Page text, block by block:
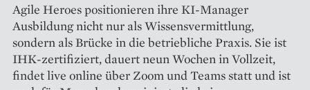
Agile Heroes positionieren ihre KI-Manager
Ausbildung nicht nur als Wissensvermittlung,
sondern als Brücke in die betriebliche Praxis. Sie ist
IHK-zertifiziert, dauert neun Wochen in Vollzeit,
findet live online über Zoom und Teams statt und ist